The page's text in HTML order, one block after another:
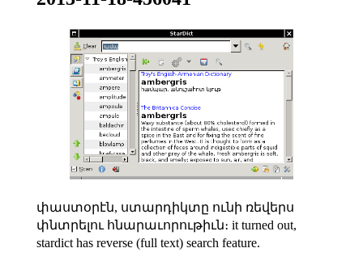
փաստօրէն, ստարդիկտը ունի ռեվերս
փնտրելու հնարաւորութիւն։ it turned out,
stardict has reverse (full text) search feature.